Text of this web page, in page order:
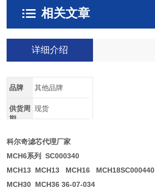
相关文章
详细介绍
品牌 其他品牌
供货周
期
现货
科尔奇滤芯代理厂家
MCH6系列 SC000340
MCH13 MCH13 MCH16 MCH18SC000440
MCH30 MCH36 36-07-034